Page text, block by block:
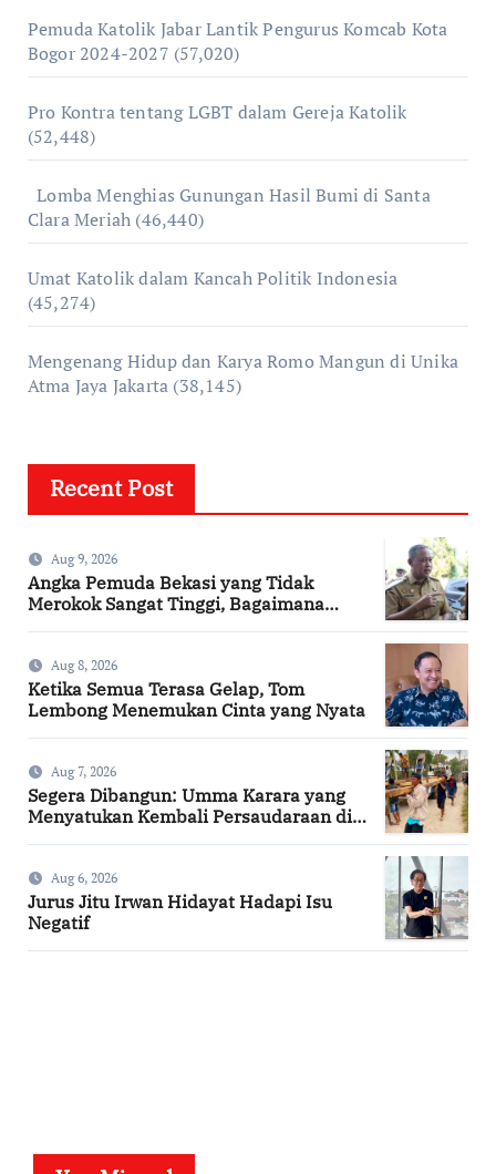
Pemuda Katolik Jabar Lantik Pengurus Komcab Kota
Bogor 2024-2027 (57,020)
Pro Kontra tentang LGBT dalam Gereja Katolik
(52,448)
Lomba Menghias Gunungan Hasil Bumi di Santa
Clara Meriah (46,440)
Umat Katolik dalam Kancah Politik Indonesia
(45,274)
Mengenang Hidup dan Karya Romo Mangun di Unika
Atma Jaya Jakarta (38,145)
Recent Post
Aug 9, 2026
Angka Pemuda Bekasi yang Tidak
Merokok Sangat Tinggi, Bagaimana
Aug 8, 2026
Ketika Semua Terasa Gelap, Tom
Lembong Menemukan Cinta yang Nyata
Aug 7, 2026
Segera Dibangun: Umma Karara yang
Menyatukan Kembali Persaudaraan di
Aug 6, 2026
Jurus Jitu Irwan Hidayat Hadapi Isu
Negatif